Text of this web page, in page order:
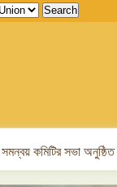
কমিটির সভা অনুষ্ঠিত